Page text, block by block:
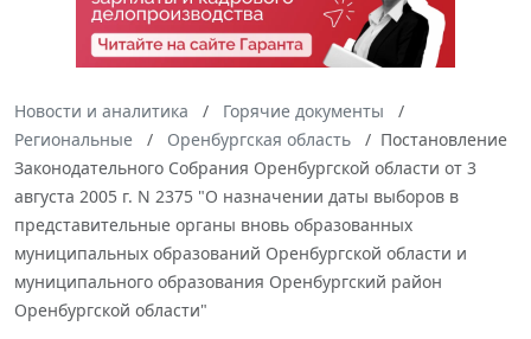
Новости и аналитика
Горячие документы
Региональные
Оренбургская область
Постановление
Законодательного Собрания Оренбургской области от 3
августа 2005 г. N 2375 "О назначении даты выборов в
представительные органы вновь образованных
муниципальных образований Оренбургской области и
муниципального образования Оренбургский район
Оренбургской области"